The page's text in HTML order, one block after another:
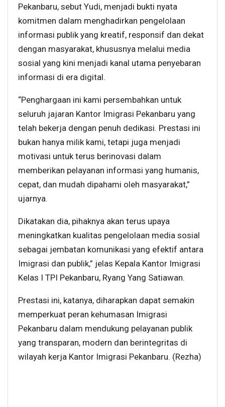
Pekanbaru, sebut Yudi, menjadi bukti nyata
komitmen dalam menghadirkan pengelolaan
informasi publik yang kreatif, responsif dan dekat
dengan masyarakat, khususnya melalui media
sosial yang kini menjadi kanal utama penyebaran
informasi di era digital.
“Penghargaan ini kami persembahkan untuk
seluruh jajaran Kantor Imigrasi Pekanbaru yang
telah bekerja dengan penuh dedikasi. Prestasi ini
bukan hanya milik kami, tetapi juga menjadi
motivasi untuk terus berinovasi dalam
memberikan pelayanan informasi yang humanis,
cepat, dan mudah dipahami oleh masyarakat,”
ujarnya.
Dikatakan dia, pihaknya akan terus upaya
meningkatkan kualitas pengelolaan media sosial
sebagai jembatan komunikasi yang efektif antara
Imigrasi dan publik,” jelas Kepala Kantor Imigrasi
Kelas I TPI Pekanbaru, Ryang Yang Satiawan.
Prestasi ini, katanya, diharapkan dapat semakin
memperkuat peran kehumasan Imigrasi
Pekanbaru dalam mendukung pelayanan publik
yang transparan, modern dan berintegritas di
wilayah kerja Kantor Imigrasi Pekanbaru. (Rezha)